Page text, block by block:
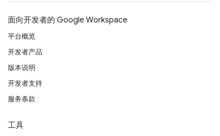
面向开发者的 Google Workspace
平台概览
开发者产品
版本说明
开发者支持
服务条款
工具